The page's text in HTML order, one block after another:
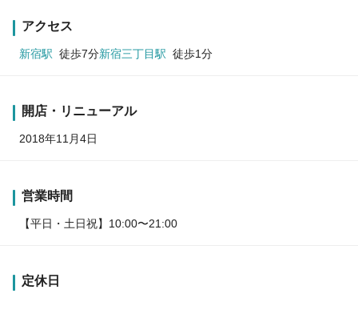
アクセス
新宿駅 徒歩7分新宿三丁目駅 徒歩1分
開店・リニューアル
2018年11月4日
営業時間
【平日・土日祝】10:00〜21:00
定休日